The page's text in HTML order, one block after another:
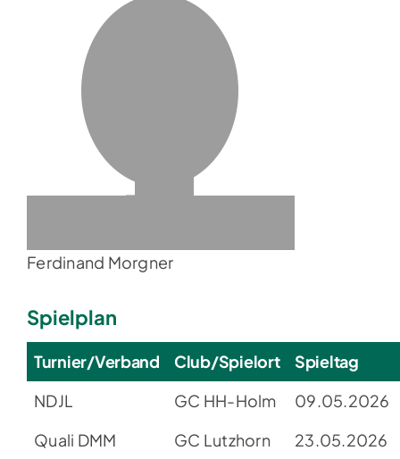
Ferdinand Morgner
Spielplan
Turnier/Verband Club/Spielort
Spieltag
NDJL
GC HH-Holm
09.05.2026
Quali DMM
GC Lutzhorn
23.05.2026